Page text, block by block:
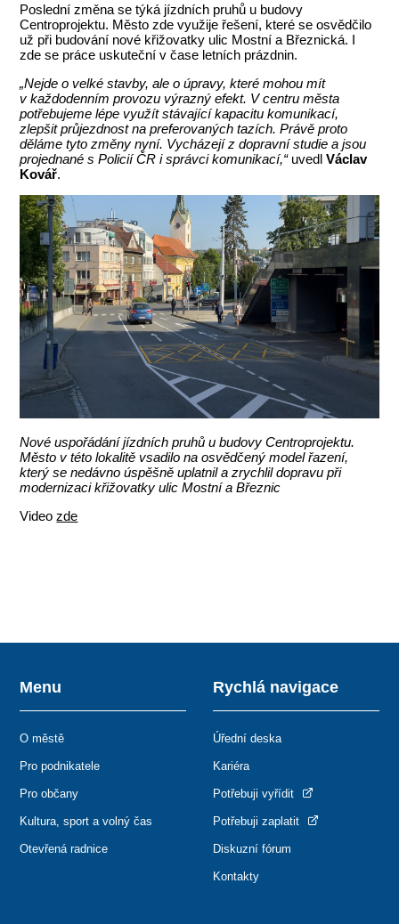
Poslední změna se týká jízdních pruhů u budovy
Centroprojektu. Město zde využije řešení, které se osvědčilo
už při budování nové křižovatky ulic Mostní a Březnická. I
zde se práce uskuteční v čase letních prázdnin.
„Nejde o velké stavby, ale o úpravy, které mohou mít
v každodenním provozu výrazný efekt. V centru města
potřebujeme lépe využít stávající kapacitu komunikací,
zlepšit průjezdnost na preferovaných tazích. Právě proto
děláme tyto změny nyní. Vycházejí z dopravní studie a jsou
projednané s Policií ČR i správci komunikací,“uvedlVáclav
Kovář.
Nové uspořádání jízdních pruhů u budovy Centroprojektu.
Město v této lokalitě vsadilo na osvědčený model řazení,
který se nedávno úspěšně uplatnil a zrychlil dopravu při
modernizaci křižovatky ulic Mostní a Březnic
Videozde
Menu
O městě
Pro podnikatele
Pro občany
Kultura, sport a volný čas
Otevřená radnice
Rychlá navigace
Úřední deska
Kariéra
Potřebuji vyřídit
Potřebuji zaplatit
Diskuzní fórum
Kontakty